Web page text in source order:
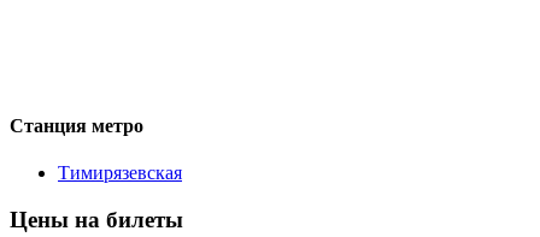
Станция метро
Тимирязевская
Цены на билеты